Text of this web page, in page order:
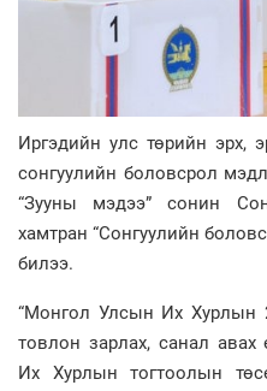
Иргэдийн улс төрийн эрх,
сонгуулийн боловсрол
“Зууны мэдээ” сонин
хамтран “Сонгуулийн
билээ.
“Монгол Улсын Их Хурлын
товлон зарлах, санал авах
Их Хурлын тогтоолын